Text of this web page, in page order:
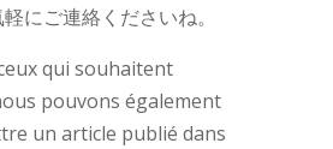
にご連絡くださいね。
qui souhaitent
pouvons également
un article publié dans